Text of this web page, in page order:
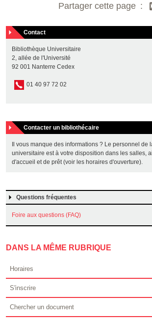
Partager cette page
Contact
Bibliothèque Universitaire
2, allée de l'Université
92 001 Nanterre Cedex
01 40 97 72 02
Contacter un bibliothécaire
Il vous manque des informations ? Le personnel de
universitaire est à votre disposition dans les salles,
d'accueil et de prêt (voir les horaires d'ouverture).
Questions fréquentes
Foire aux questions (FAQ)
DANS LA MÊME RUBRIQUE
Horaires
S'inscrire
Chercher un document